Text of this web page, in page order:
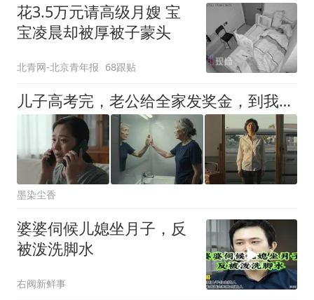
花3.5万元请高级月嫂 宝
宝凌晨却被厚被子蒙头
北青网-北京青年报 68跟贴
儿子高考完，老公给全家发奖金，到我这儿他笑着说：你没贡献，特设关爱奖1块钱！我扭头就出去找了个工作
墨染尘香
婆婆伺候儿媳坐月子，反
被泼洗脚水
右阀新鲜事